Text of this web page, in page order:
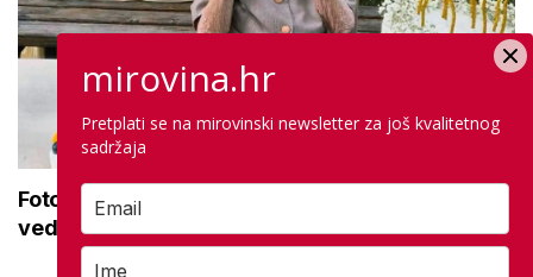
Foto dana: 'Baka Marta i u 100. godini zrači
vedrinom, toplinom i životnom snagom'
mirovina.hr
Pretplati se na mirovinski newsletter za još kvalitetnog
sadržaja